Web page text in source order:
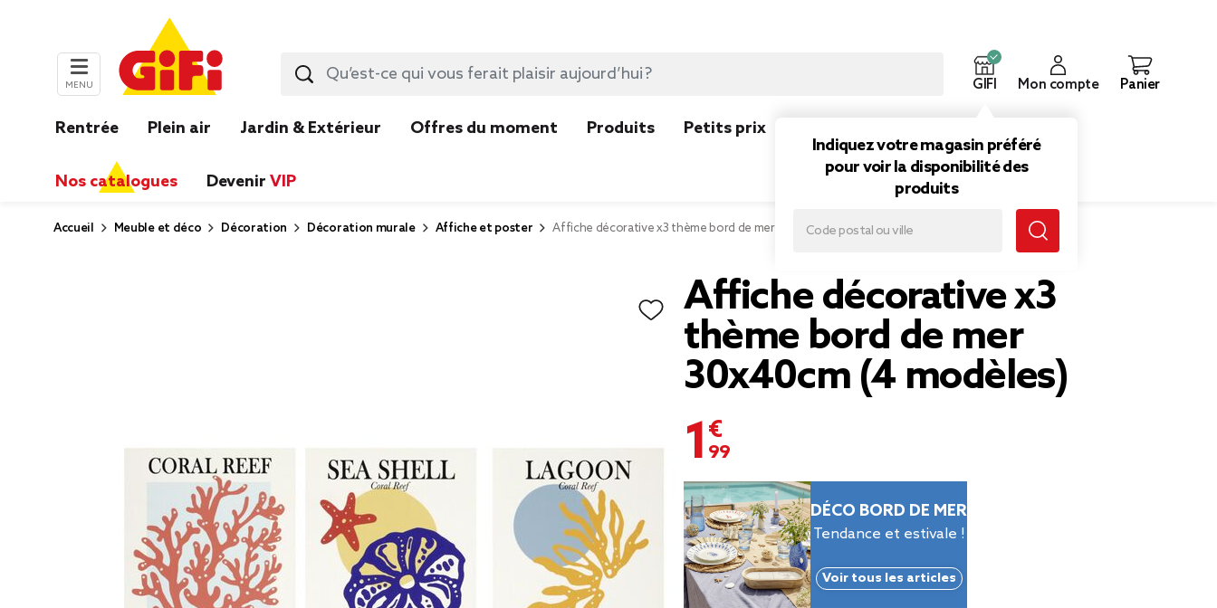
MENU GIFI
Indiquez votre magasin préféré
pour voir la disponibilité des
produits
Mon compte Panier
Rentrée Plein air Jardin & Extérieur Offres du moment Produits Petits prix
Nos catalogues Devenir VIP
Accueil Meuble et déco Décoration Décoration murale Affiche et poster Affiche décorative x3 thème bord de mer 30x40cm (4 modèles)
Affiche décorative x3
thème bord de mer
30x40cm (4 modèles)
1,99 €
DÉCO BORD DE MER
Tendance et estivale !
Voir tous les articles